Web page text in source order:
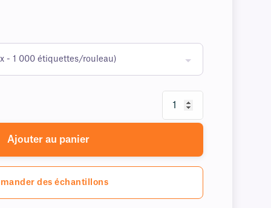
Ajouter au panier
des échantillons